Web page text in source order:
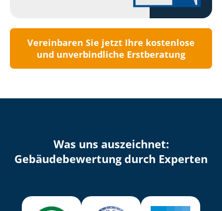
Vereinbaren Sie jetzt Ihre kostenlose
und unverbindliche Erstberatung
Was uns auszeichnet:
Ge­bäu­de­be­wer­tung durch Experten